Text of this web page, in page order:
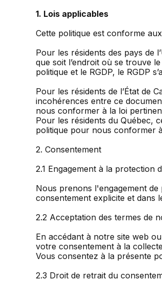
1. Lois applicables
Cette politique est conforme
Pour les résidents des pays de
que soit l’endroit où se trouve
politique et le RGDP, le RGDP
Pour les résidents de l’État de
incohérences entre ce
nous conformer à la loi
Pour les résidents du Québec,
politique pour nous conformer
2. Consentement
2.1 Engagement à la protection
Nous prenons l'engagement
consentement explicite et dans
2.2 Acceptation des termes de
En accédant à notre site web
votre consentement à la
Vous consentez à la présente
2.3 Droit de retrait du